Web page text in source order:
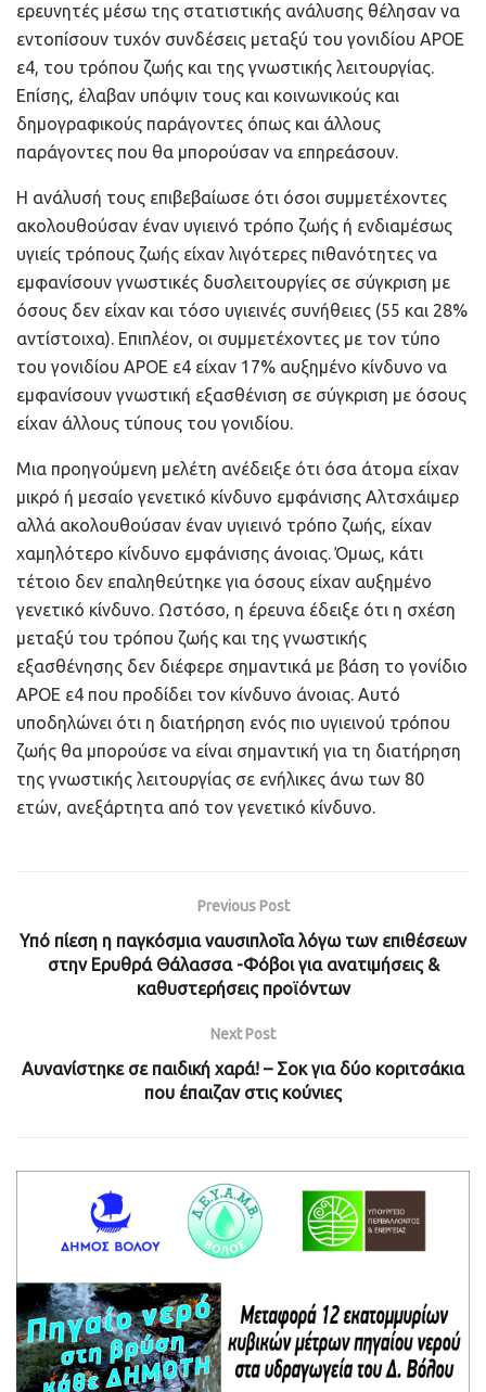
ερευνητές μέσω της στατιστικής ανάλυσης θέλησαν να
εντοπίσουν τυχόν συνδέσεις μεταξύ του γονιδίου APOE
ε4, του τρόπου ζωής και της γνωστικής λειτουργίας.
Επίσης, έλαβαν υπόψιν τους και κοινωνικούς και
δημογραφικούς παράγοντες όπως και άλλους
παράγοντες που θα μπορούσαν να επηρεάσουν.
Η ανάλυσή τους επιβεβαίωσε ότι όσοι συμμετέχοντες
ακολουθούσαν έναν υγιεινό τρόπο ζωής ή ενδιαμέσως
υγιείς τρόπους ζωής είχαν λιγότερες πιθανότητες να
εμφανίσουν γνωστικές δυσλειτουργίες σε σύγκριση με
όσους δεν είχαν και τόσο υγιεινές συνήθειες (55 και 28%
αντίστοιχα). Επιπλέον, οι συμμετέχοντες με τον τύπο
του γονιδίου APOE ε4 είχαν 17% αυξημένο κίνδυνο να
εμφανίσουν γνωστική εξασθένιση σε σύγκριση με όσους
είχαν άλλους τύπους του γονιδίου.
Μια προηγούμενη μελέτη ανέδειξε ότι όσα άτομα είχαν
μικρό ή μεσαίο γενετικό κίνδυνο εμφάνισης Αλτσχάιμερ
αλλά ακολουθούσαν έναν υγιεινό τρόπο ζωής, είχαν
χαμηλότερο κίνδυνο εμφάνισης άνοιας. Όμως, κάτι
τέτοιο δεν επαληθεύτηκε για όσους είχαν αυξημένο
γενετικό κίνδυνο. Ωστόσο, η έρευνα έδειξε ότι η σχέση
μεταξύ του τρόπου ζωής και της γνωστικής
εξασθένησης δεν διέφερε σημαντικά με βάση το γονίδιο
APOE ε4 που προδίδει τον κίνδυνο άνοιας. Αυτό
υποδηλώνει ότι η διατήρηση ενός πιο υγιεινού τρόπου
ζωής θα μπορούσε να είναι σημαντική για τη διατήρηση
της γνωστικής λειτουργίας σε ενήλικες άνω των 80
ετών, ανεξάρτητα από τον γενετικό κίνδυνο.
Previous Post
Υπό πίεση η παγκόσμια ναυσιπλοΐα λόγω των επιθέσεων
στην Ερυθρά Θάλασσα -Φόβοι για ανατιμήσεις &
καθυστερήσεις προϊόντων
Next Post
Αυνανίστηκε σε παιδική χαρά! – Σοκ για δύο κοριτσάκια
που έπαιζαν στις κούνιες